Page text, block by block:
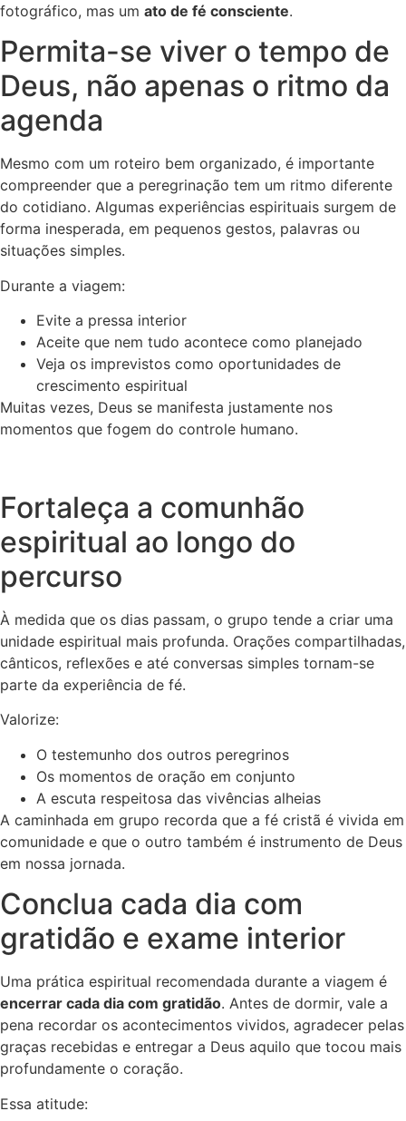
fotográfico, mas um ato de fé consciente.
Permita-se viver o tempo de
Deus, não apenas o ritmo da
agenda
Mesmo com um roteiro bem organizado, é importante
compreender que a peregrinação tem um ritmo diferente
do cotidiano. Algumas experiências espirituais surgem de
forma inesperada, em pequenos gestos, palavras ou
situações simples.
Durante a viagem:
Evite a pressa interior
Aceite que nem tudo acontece como planejado
Veja os imprevistos como oportunidades de
crescimento espiritual
Muitas vezes, Deus se manifesta justamente nos
momentos que fogem do controle humano.
Fortaleça a comunhão
espiritual ao longo do
percurso
À medida que os dias passam, o grupo tende a criar uma
unidade espiritual mais profunda. Orações compartilhadas,
cânticos, reflexões e até conversas simples tornam-se
parte da experiência de fé.
Valorize:
O testemunho dos outros peregrinos
Os momentos de oração em conjunto
A escuta respeitosa das vivências alheias
A caminhada em grupo recorda que a fé cristã é vivida em
comunidade e que o outro também é instrumento de Deus
em nossa jornada.
Conclua cada dia com
gratidão e exame interior
Uma prática espiritual recomendada durante a viagem é
encerrar cada dia com gratidão. Antes de dormir, vale a
pena recordar os acontecimentos vividos, agradecer pelas
graças recebidas e entregar a Deus aquilo que tocou mais
profundamente o coração.
Essa atitude: